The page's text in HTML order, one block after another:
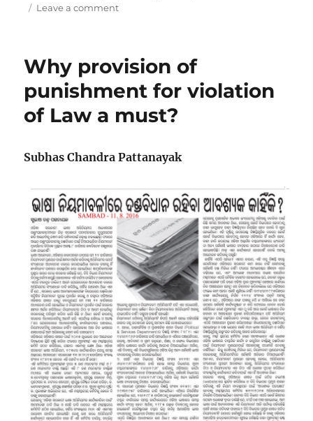
Leave a commenton
Shenanigans
Why provision of
punishment for violation
of Law a must?
Subhas Chandra Pattanayak